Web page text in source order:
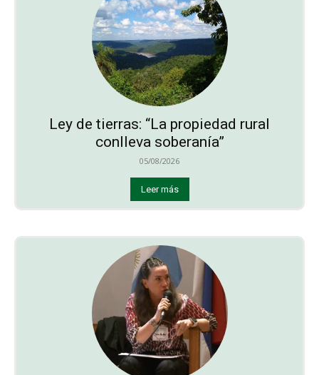
Ley de tierras: “La propiedad rural
conlleva soberanía”
05/08/2026
Leer más